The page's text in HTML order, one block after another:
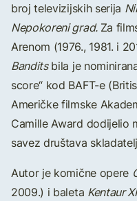
broj televizijskih serija
Nepokoreni grad. Za
Arenom (1976., 1981. i
Banditsbila je
score“ kod BAFT-e
Američke filmske
Camille Award dodijelio
savez društava
Autor je komične opere
2009.) i baleta Kentaur